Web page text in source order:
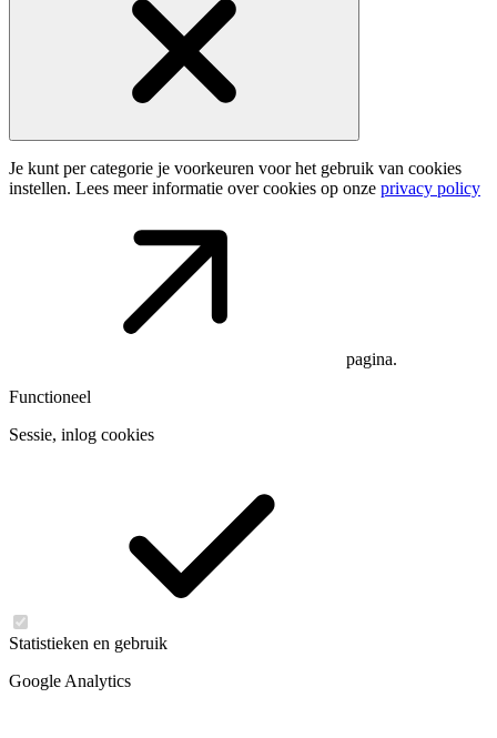
Je kunt per categorie je voorkeuren voor het gebruik van cookies
instellen. Lees meer informatie over cookies op onze privacy policy
pagina.
Functioneel
Sessie, inlog cookies
Statistieken en gebruik
Google Analytics